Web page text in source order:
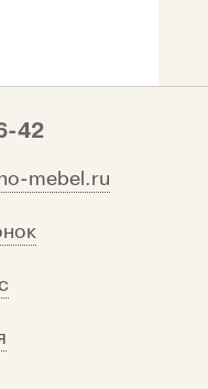
42
mebel.ru